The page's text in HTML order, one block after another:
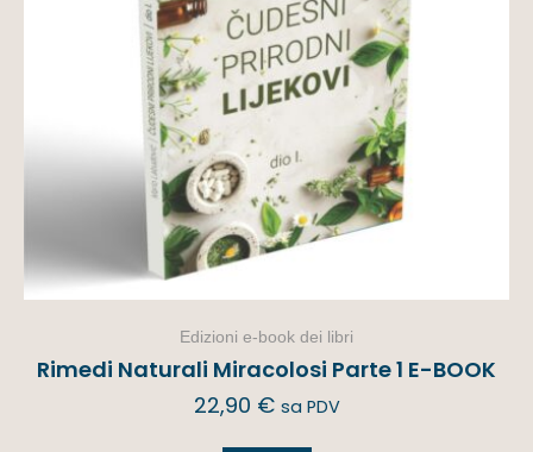
Edizioni e-book dei libri
Rimedi Naturali Miracolosi Parte 1 E-BOOK
22,90 € sa PDV